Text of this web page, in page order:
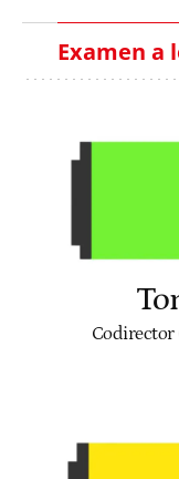
Examen a
Codirector